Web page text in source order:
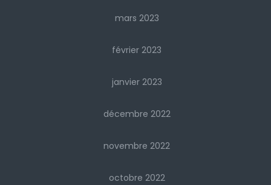
mars 2023
février 2023
janvier 2023
décembre 2022
novembre 2022
octobre 2022